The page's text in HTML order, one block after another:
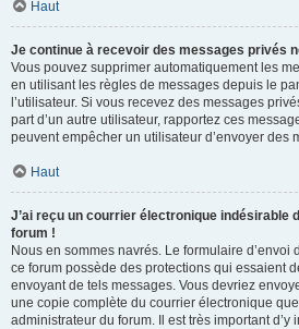
Haut
Je continue à recevoir des messages privés
Vous pouvez supprimer automatiquement les
en utilisant les règles de messages depuis le
l’utilisateur. Si vous recevez des messages
part d’un autre utilisateur, rapportez ces
peuvent empêcher un utilisateur d’envoyer des
Haut
J’ai reçu un courrier électronique indésirable
forum !
Nous en sommes navrés. Le formulaire d’envoi
ce forum possède des protections qui essaient
envoyant de tels messages. Vous devriez
une copie complète du courrier électronique
administrateur du forum. Il est très important